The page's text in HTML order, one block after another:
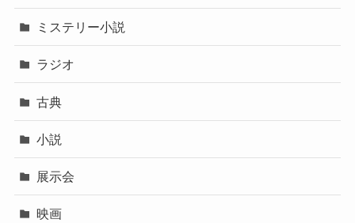
ミステリー小説
ラジオ
古典
小説
展示会
映画